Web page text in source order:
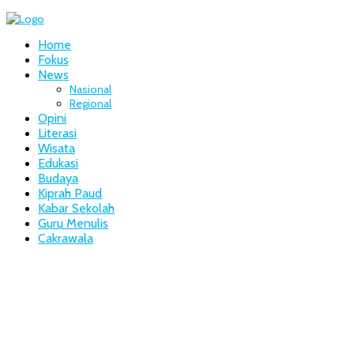
Home
Fokus
News
Nasional
Regional
Opini
Literasi
Wisata
Edukasi
Budaya
Kiprah Paud
Kabar Sekolah
Guru Menulis
Cakrawala